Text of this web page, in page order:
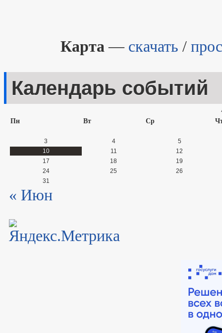
Карта — скачать /
Календарь событий
Пн
Вт Ср
3 4
5
10
11
12
17
18
19
24
25
26
31
« Июн